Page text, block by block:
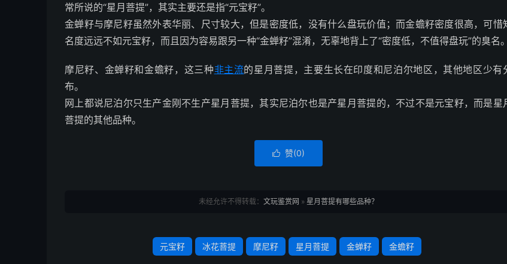
常所说的“星月菩提”，其实主要还是指“元宝籽”。
金蝉籽与摩尼籽虽然外表华丽、尺寸较大，但是密度低，没有什么盘玩价值；而金蟾籽密度很高，可惜
名度远远不如元宝籽，而且因为容易跟另一种“金蝉籽”混淆，无辜地背上了“密度低，不值得盘玩”的臭名。
摩尼籽、金蝉籽和金蟾籽，这三种非主流的星月菩提，主要生长在印度和尼泊尔地区，其他地区少有
布。
网上都说尼泊尔只生产金刚不生产星月菩提，其实尼泊尔也是产星月菩提的，不过不是元宝籽，而是星
菩提的其他品种。
 赞(0)
未经允许不得转载： 文玩鉴赏网 » 星月菩提有哪些品种？
元宝籽 冰花菩提 摩尼籽 星月菩提 金蝉籽 金蟾籽